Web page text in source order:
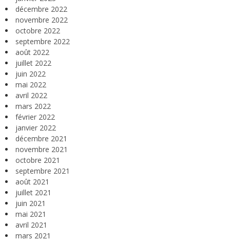
décembre 2022
novembre 2022
octobre 2022
septembre 2022
août 2022
juillet 2022
juin 2022
mai 2022
avril 2022
mars 2022
février 2022
janvier 2022
décembre 2021
novembre 2021
octobre 2021
septembre 2021
août 2021
juillet 2021
juin 2021
mai 2021
avril 2021
mars 2021